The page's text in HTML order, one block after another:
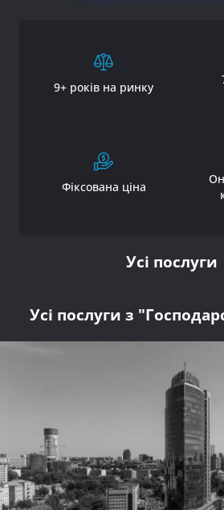
9+ років на ринку
Фіксована ціна
Усі послуги
Усі послуги з